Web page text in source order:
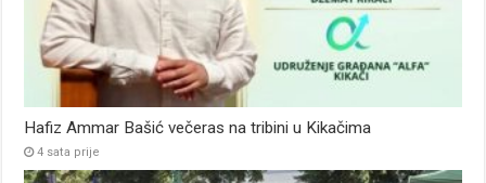
Hafiz Ammar Bašić večeras na tribini u Kikačima
4 sata prije